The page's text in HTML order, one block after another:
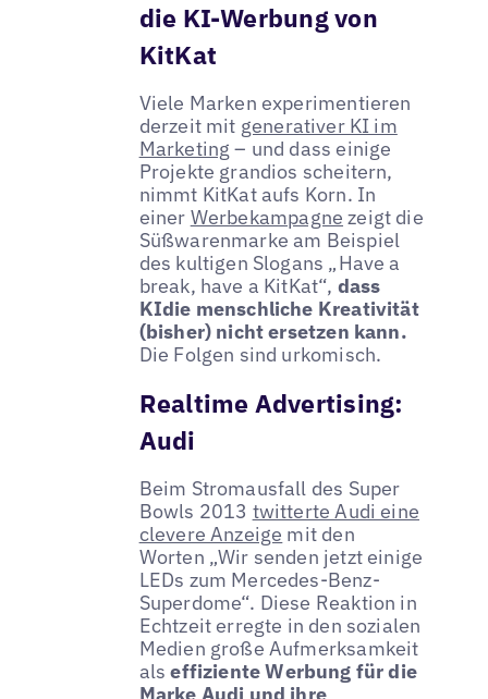
die KI-Werbung von
KitKat
Viele Marken experimentieren
derzeit mit generativer KI im
Marketing – und dass einige
Projekte grandios scheitern,
nimmt KitKat aufs Korn. In
einer Werbekampagne zeigt die
Süßwarenmarke am Beispiel
des kultigen Slogans „Have a
break, have a KitKat“, dass
KIdie menschliche Kreativität
(bisher) nicht ersetzen kann.
Die Folgen sind urkomisch.
Realtime Advertising:
Audi
Beim Stromausfall des Super
Bowls 2013 twitterte Audi eine
clevere Anzeige mit den
Worten „Wir senden jetzt einige
LEDs zum Mercedes-Benz-
Superdome“. Diese Reaktion in
Echtzeit erregte in den sozialen
Medien große Aufmerksamkeit
alseffiziente Werbung für die
Marke Audi und ihre